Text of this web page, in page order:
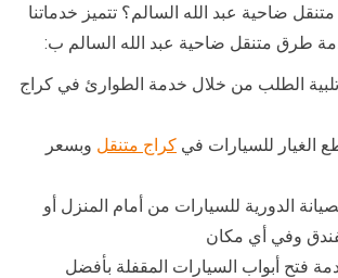
ضاحية عبد الله السالم؟ تتميز خدماتنا
طرق متنقل ضاحية عبد الله السالم ب:
الطلب من خلال خدمة الطوارئ في كراج
الغيار للسيارات في كراج متنقل وبسعر
الدورية للسيارات من أمام المنزل أو
وفي أي مكان
فتح أبواب السيارات المقفلة بأفضل